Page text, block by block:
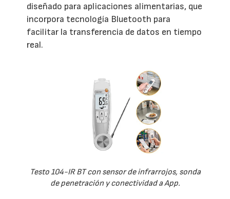
diseñado para aplicaciones alimentarias, que
incorpora tecnología Bluetooth para
facilitar la transferencia de datos en tiempo
real.
Testo 104-IR BT con sensor de infrarrojos, sonda
de penetración y conectividad a App.